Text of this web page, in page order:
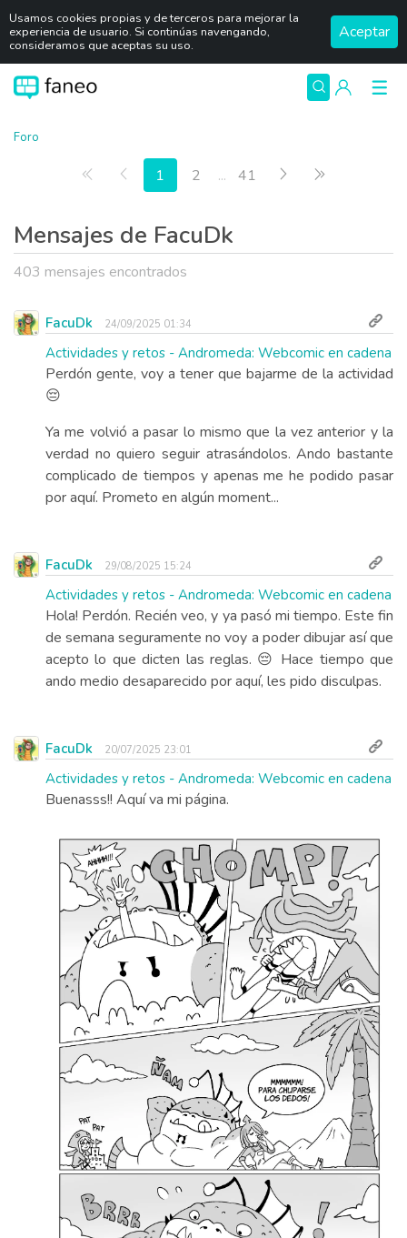
Usamos cookies propias y de terceros para mejorar la
experiencia de usuario. Si continúas navengando,
consideramos que aceptas su uso.
Aceptar
Foro
Primera página
Anterior
1 2 ... 41 Siguiente
Mensajes de FacuDk
403 mensajes encontrados
FacuDk 24/09/2025 01:34
Actividades y retos - Andromeda: Webcomic en cadena
Perdón gente, voy a tener que bajarme de la actividad
😔
Ya me volvió a pasar lo mismo que la vez anterior y la
verdad no quiero seguir atrasándolos. Ando bastante
complicado de tiempos y apenas me he podido pasar
por aquí. Prometo en algún moment...
FacuDk 29/08/2025 15:24
Actividades y retos - Andromeda: Webcomic en cadena
Hola! Perdón. Recién veo, y ya pasó mi tiempo. Este fin
de semana seguramente no voy a poder dibujar así que
acepto lo que dicten las reglas. 😔 Hace tiempo que
ando medio desaparecido por aquí, les pido disculpas.
FacuDk 20/07/2025 23:01
Actividades y retos - Andromeda: Webcomic en cadena
Buenasss!! Aquí va mi página.